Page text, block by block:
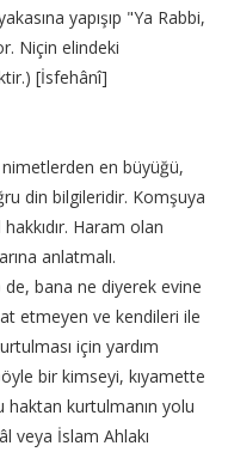
yapışıp "Ya Rabbi,
Niçin elindeki
[İsfehânî]
en büyüğü,
din bilgileridir. Komşuya
Haram olan
anlatmalı.
de, bana ne diyerek evine
etmeyen ve kendileri ile
için yardım
bir kimseyi, kıyamette
haktan kurtulmanın yolu
veya İslam Ahlakı